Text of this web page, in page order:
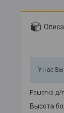
У нас Вы
Решетка д/
Высота